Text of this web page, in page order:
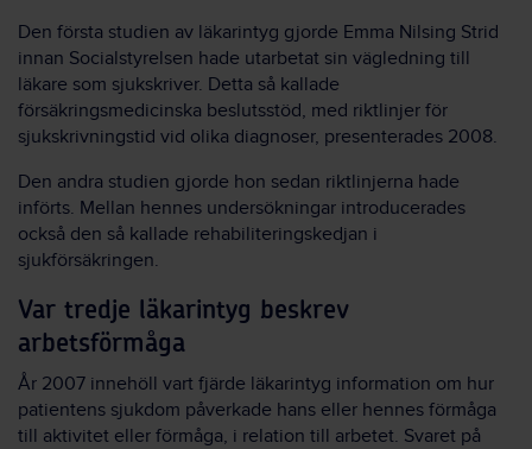
Den första studien av läkarintyg gjorde Emma Nilsing Strid
innan Socialstyrelsen hade utarbetat sin vägledning till
läkare som sjukskriver. Detta så kallade
försäkringsmedicinska beslutsstöd, med riktlinjer för
sjukskrivningstid vid olika diagnoser, presenterades 2008.
Den andra studien gjorde hon sedan riktlinjerna hade
införts. Mellan hennes undersökningar introducerades
också den så kallade rehabiliteringskedjan i
sjukförsäkringen.
Var tredje läkarintyg beskrev
arbetsförmåga
År 2007 innehöll vart fjärde läkarintyg information om hur
patientens sjukdom påverkade hans eller hennes förmåga
till aktivitet eller förmåga, i relation till arbetet. Svaret på